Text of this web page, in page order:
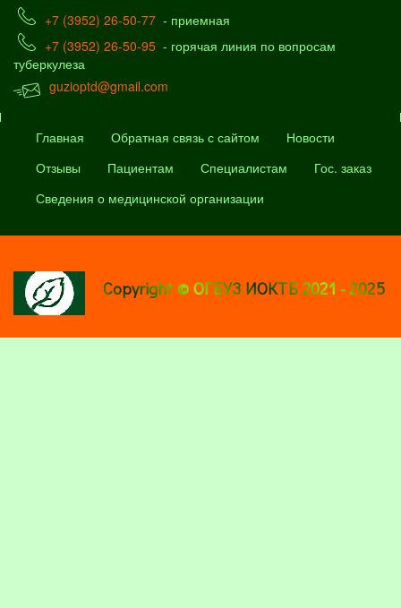
+7 (3952) 26-50-77 - приемная
+7 (3952) 26-50-95 - горячая линия по вопросам
туберкулеза
guzioptd@gmail.com
Главная Обратная связь с сайтом
Новости
Отзывы
Пациентам Специалистам
Гос. заказ
Сведения о медицинской организации
Copyright © ОГБУЗ ИОКТБ 2021 - 2025